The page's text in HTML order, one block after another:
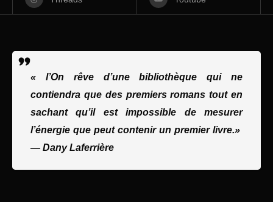
« l’On rêve d’une bibliothèque qui ne
contiendra que des premiers romans tout en
sachant qu’il est impossible de mesurer
l’énergie que peut contenir un premier livre.»
— Dany Laferrière